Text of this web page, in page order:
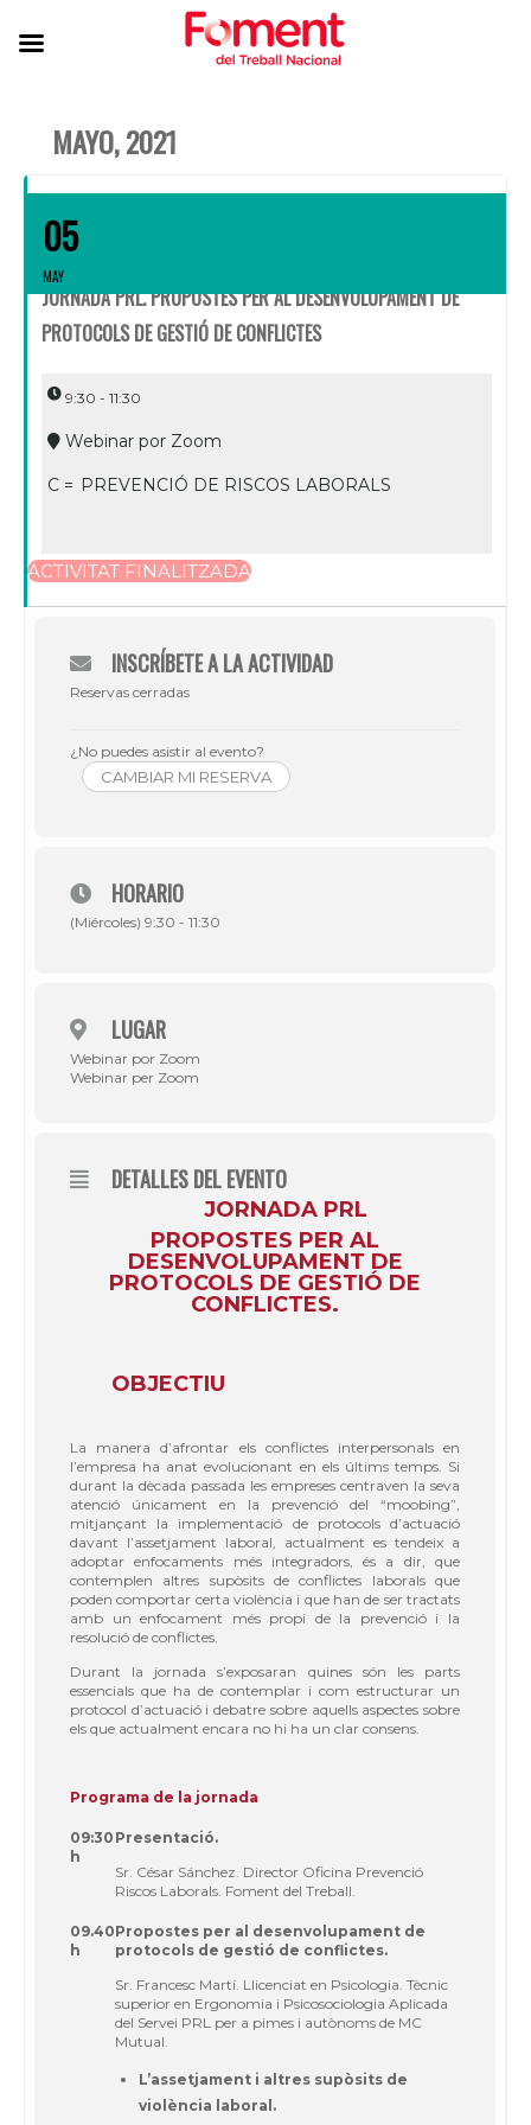
MAYO, 2021
05
MAY
JORNADA PRL. PROPOSTES PER AL DESENVOLUPAMENT DE
PROTOCOLS DE GESTIÓ DE CONFLICTES
9:30 - 11:30
Webinar por Zoom
C = PREVENCIÓ DE RISCOS LABORALS
ACTIVITAT FINALITZADA
INSCRÍBETE A LA ACTIVIDAD
Reservas cerradas
¿No puedes asistir al evento?
CAMBIAR MI RESERVA
HORARIO
(Miércoles) 9:30 - 11:30
LUGAR
Webinar por Zoom
Webinar per Zoom
DETALLES DEL EVENTO
JORNADA PRL
PROPOSTES PER AL
DESENVOLUPAMENT DE
PROTOCOLS DE GESTIÓ DE
CONFLICTES.
OBJECTIU
La manera d’afrontar els conflictes interpersonals en
l’empresa ha anat evolucionant en els últims temps. Si
durant la dècada passada les empreses centraven la seva
atenció únicament en la prevenció del “moobing”,
mitjançant la implementació de protocols d’actuació
davant l’assetjament laboral, actualment es tendeix a
adoptar enfocaments més integradors, és a dir, que
contemplen altres supòsits de conflictes laborals que
poden comportar certa violència i que han de ser tractats
amb un enfocament més propi de la prevenció i la
resolució de conflictes.
Durant la jornada s’exposaran quines són les parts
essencials que ha de contemplar i com estructurar un
protocol d’actuació i debatre sobre aquells aspectes sobre
els que actualment encara no hi ha un clar consens.
Programa de la jornada
09:30
h
Presentació.
Sr. César Sánchez. Director Oficina Prevenció
Riscos Laborals. Foment del Treball.
09.40
h
Propostes per al desenvolupament de
protocols de gestió de conflictes.
Sr. Francesc Martí. Llicenciat en Psicologia. Tècnic
superior en Ergonomia i Psicosociologia Aplicada
del Servei PRL per a pimes i autònoms de MC
Mutual.
L’assetjament i altres supòsits de
violència laboral.